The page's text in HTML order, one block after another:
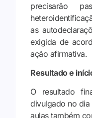
precisarão
as
exigida de
ação afirmativa.
Resultado e
O resultado
divulgado no
aulas também